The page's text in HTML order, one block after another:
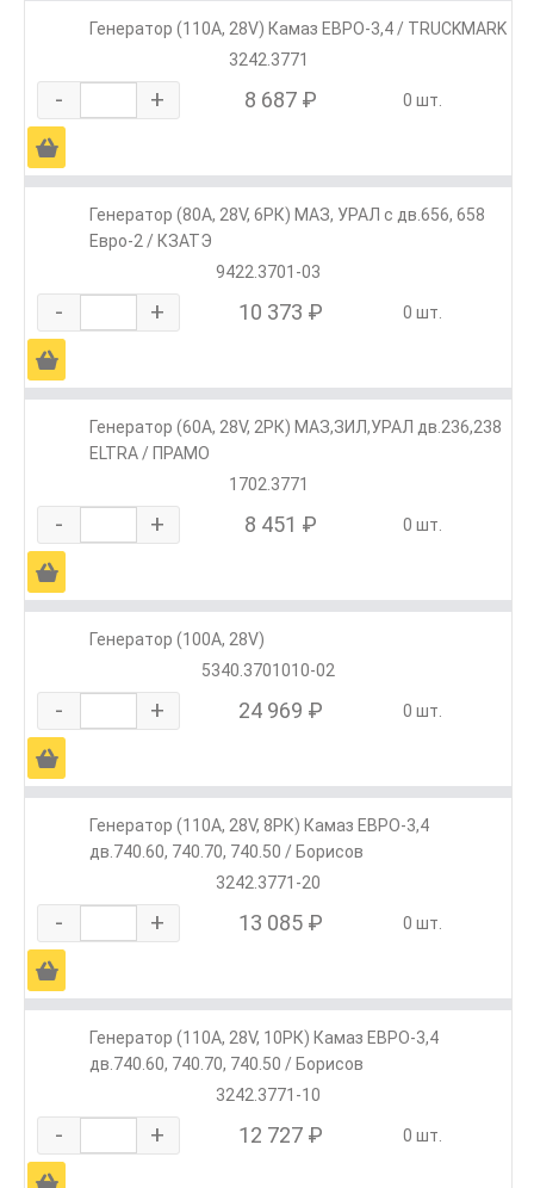
Генератор (110А, 28V) Камаз ЕВРО-3,4 / TRUCKMARK
3242.3771
- + 8 687 ₽ 0 шт.
Ä
Генератор (80А, 28V, 6РК) МАЗ, УРАЛ с дв.656, 658
Евро-2 / КЗАТЭ
9422.3701-03
- + 10 373 ₽ 0 шт.
Ä
Генератор (60А, 28V, 2РК) МАЗ,ЗИЛ,УРАЛ дв.236,238
ELTRA / ПРАМО
1702.3771
- + 8 451 ₽ 0 шт.
Ä
Генератор (100А, 28V)
5340.3701010-02
- + 24 969 ₽ 0 шт.
Ä
Генератор (110А, 28V, 8РК) Камаз ЕВРО-3,4
дв.740.60, 740.70, 740.50 / Борисов
3242.3771-20
- + 13 085 ₽ 0 шт.
Ä
Генератор (110А, 28V, 10РК) Камаз ЕВРО-3,4
дв.740.60, 740.70, 740.50 / Борисов
3242.3771-10
- + 12 727 ₽ 0 шт.